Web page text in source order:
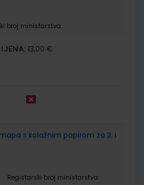
broj ministarstva:
13,00 €
mapa s kolažnim papirom za 3. i
Registarski broj ministarstva: